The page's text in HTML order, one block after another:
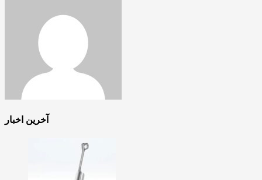
آخرین اخبار